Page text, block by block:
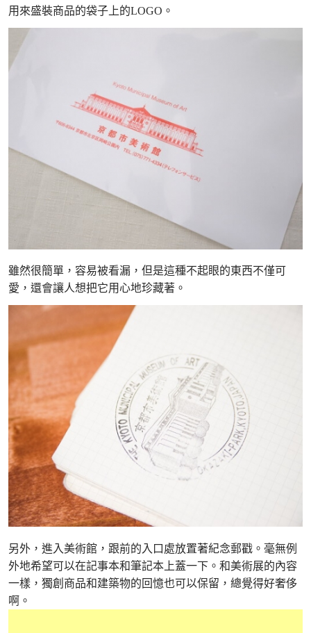
用來盛裝商品的袋子上的LOGO。
雖然很簡單，容易被看漏，但是這種不起眼的東西不僅可
愛，還會讓人想把它用心地珍藏著。
另外，進入美術館，跟前的入口處放置著紀念郵戳。毫無例
外地希望可以在記事本和筆記本上蓋一下。和美術展的內容
一樣，獨創商品和建築物的回憶也可以保留，總覺得好奢侈
啊。